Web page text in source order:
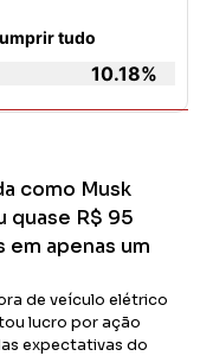
tudo
10.18%
como Musk
quase R$ 95
em apenas um
de veículo elétrico
lucro por ação
expectativas do